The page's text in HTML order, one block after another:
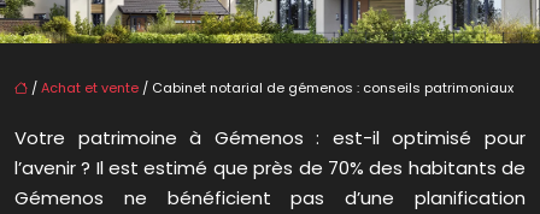
/Achat et vente / Cabinet notarial de gémenos : conseils patrimoniaux
Votre patrimoine à Gémenos : est-il optimisé pour
l’avenir ? Il est estimé que près de 70% des habitants de
Gémenos ne bénéficient pas d’une planification